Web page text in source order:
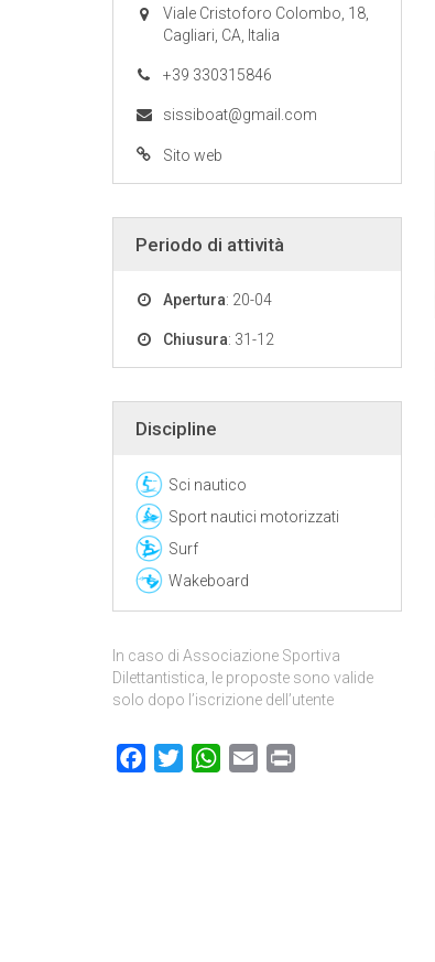
Viale Cristoforo Colombo, 18,
Cagliari, CA, Italia
+39 330315846
sissiboat@gmail.com
Sito web
Periodo di attività
Apertura: 20-04
Chiusura: 31-12
Discipline
Sci nautico
Sport nautici motorizzati
Surf
Wakeboard
In caso di Associazione Sportiva
Dilettantistica, le proposte sono valide
solo dopo l’iscrizione dell’utente
FacebookTwitterWhatsApp
Email